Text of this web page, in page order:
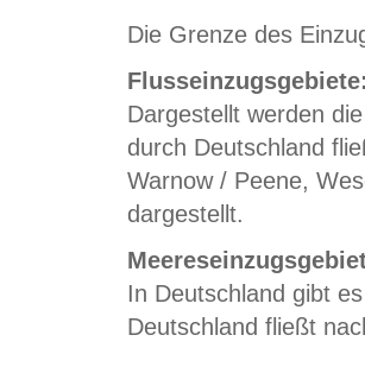
Die Grenze des
Dargestellt werden
durch Deutschland
Warnow / Peene,
dargestellt.
In Deutschland gibt
Deutschland fließt